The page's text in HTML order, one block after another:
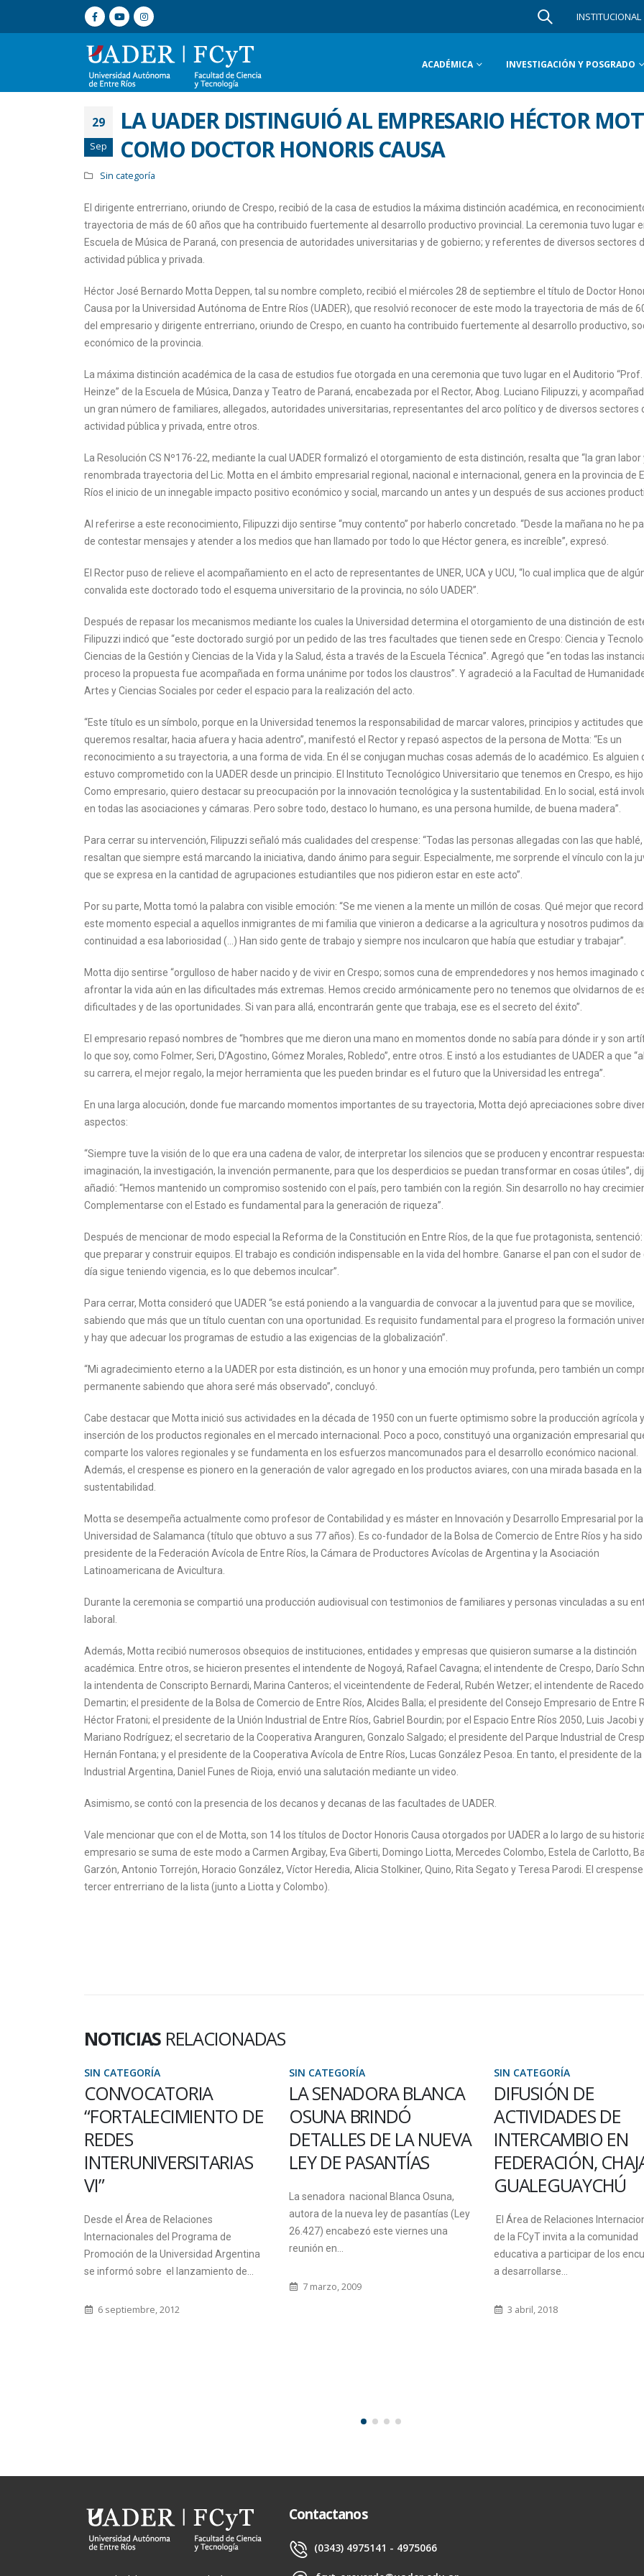
INSTITUCIONAL
ACADÉMICA INVESTIGACIÓN Y POSGRADO
29
Sep
LA UADER DISTINGUIÓ AL EMPRESARIO HÉCTOR
COMO DOCTOR HONORIS CAUSA
Sin categoría
El dirigente entrerriano, oriundo de Crespo, recibió de la casa de estudios la máxima distinción académica, en
trayectoria de más de 60 años que ha contribuido fuertemente al desarrollo productivo provincial. La ceremonia tuvo lugar
Escuela de Música de Paraná, con presencia de autoridades universitarias y de gobierno; y referentes de diversos sectores
actividad pública y privada.
Héctor José Bernardo Motta Deppen, tal su nombre completo, recibió el miércoles 28 de septiembre el título de Doctor
Causa por la Universidad Autónoma de Entre Ríos (UADER), que resolvió reconocer de este modo la trayectoria de más de
del empresario y dirigente entrerriano, oriundo de Crespo, en cuanto ha contribuido fuertemente al desarrollo productivo,
económico de la provincia.
La máxima distinción académica de la casa de estudios fue otorgada en una ceremonia que tuvo lugar en el Auditorio
Heinze” de la Escuela de Música, Danza y Teatro de Paraná, encabezada por el Rector, Abog. Luciano Filipuzzi, y
un gran número de familiares, allegados, autoridades universitarias, representantes del arco político y de diversos sectores
actividad pública y privada, entre otros.
La Resolución CS Nº176-22, mediante la cual UADER formalizó el otorgamiento de esta distinción, resalta que “la gran labor
renombrada trayectoria del Lic. Motta en el ámbito empresarial regional, nacional e internacional, genera en la provincia de
Ríos el inicio de un innegable impacto positivo económico y social, marcando un antes y un después de sus acciones
Al referirse a este reconocimiento, Filipuzzi dijo sentirse “muy contento” por haberlo concretado. “Desde la mañana no he
de contestar mensajes y atender a los medios que han llamado por todo lo que Héctor genera, es increíble”, expresó.
El Rector puso de relieve el acompañamiento en el acto de representantes de UNER, UCA y UCU, “lo cual implica que de
convalida este doctorado todo el esquema universitario de la provincia, no sólo UADER”.
Después de repasar los mecanismos mediante los cuales la Universidad determina el otorgamiento de una distinción de
Filipuzzi indicó que “este doctorado surgió por un pedido de las tres facultades que tienen sede en Crespo: Ciencia y
Ciencias de la Gestión y Ciencias de la Vida y la Salud, ésta a través de la Escuela Técnica”. Agregó que “en todas las
proceso la propuesta fue acompañada en forma unánime por todos los claustros”. Y agradeció a la Facultad de
Artes y Ciencias Sociales por ceder el espacio para la realización del acto.
“Este título es un símbolo, porque en la Universidad tenemos la responsabilidad de marcar valores, principios y actitudes que
queremos resaltar, hacia afuera y hacia adentro”, manifestó el Rector y repasó aspectos de la persona de Motta: “Es un
reconocimiento a su trayectoria, a una forma de vida. En él se conjugan muchas cosas además de lo académico. Es alguien
estuvo comprometido con la UADER desde un principio. El Instituto Tecnológico Universitario que tenemos en Crespo, es hijo
Como empresario, quiero destacar su preocupación por la innovación tecnológica y la sustentabilidad. En lo social, está
en todas las asociaciones y cámaras. Pero sobre todo, destaco lo humano, es una persona humilde, de buena madera”.
Para cerrar su intervención, Filipuzzi señaló más cualidades del crespense: “Todas las personas allegadas con las que hablé,
resaltan que siempre está marcando la iniciativa, dando ánimo para seguir. Especialmente, me sorprende el vínculo con la
que se expresa en la cantidad de agrupaciones estudiantiles que nos pidieron estar en este acto”.
Por su parte, Motta tomó la palabra con visible emoción: “Se me vienen a la mente un millón de cosas. Qué mejor que
este momento especial a aquellos inmigrantes de mi familia que vinieron a dedicarse a la agricultura y nosotros pudimos
continuidad a esa laboriosidad (…) Han sido gente de trabajo y siempre nos inculcaron que había que estudiar y trabajar”.
Motta dijo sentirse “orgulloso de haber nacido y de vivir en Crespo; somos cuna de emprendedores y nos hemos imaginado
afrontar la vida aún en las dificultades más extremas. Hemos crecido armónicamente pero no tenemos que olvidarnos de
dificultades y de las oportunidades. Si van para allá, encontrarán gente que trabaja, ese es el secreto del éxito”.
El empresario repasó nombres de “hombres que me dieron una mano en momentos donde no sabía para dónde ir y son
lo que soy, como Folmer, Seri, D’Agostino, Gómez Morales, Robledo”, entre otros. E instó a los estudiantes de UADER a que
su carrera, el mejor regalo, la mejor herramienta que les pueden brindar es el futuro que la Universidad les entrega”.
En una larga alocución, donde fue marcando momentos importantes de su trayectoria, Motta dejó apreciaciones sobre
aspectos:
“Siempre tuve la visión de lo que era una cadena de valor, de interpretar los silencios que se producen y encontrar
imaginación, la investigación, la invención permanente, para que los desperdicios se puedan transformar en cosas útiles”,
añadió: “Hemos mantenido un compromiso sostenido con el país, pero también con la región. Sin desarrollo no hay
Complementarse con el Estado es fundamental para la generación de riqueza”.
Después de mencionar de modo especial la Reforma de la Constitución en Entre Ríos, de la que fue protagonista, sentenció:
que preparar y construir equipos. El trabajo es condición indispensable en la vida del hombre. Ganarse el pan con el sudor de
día sigue teniendo vigencia, es lo que debemos inculcar”.
Para cerrar, Motta consideró que UADER “se está poniendo a la vanguardia de convocar a la juventud para que se movilice,
sabiendo que más que un título cuentan con una oportunidad. Es requisito fundamental para el progreso la formación
y hay que adecuar los programas de estudio a las exigencias de la globalización”.
“Mi agradecimiento eterno a la UADER por esta distinción, es un honor y una emoción muy profunda, pero también un
permanente sabiendo que ahora seré más observado”, concluyó.
Cabe destacar que Motta inició sus actividades en la década de 1950 con un fuerte optimismo sobre la producción agrícola
inserción de los productos regionales en el mercado internacional. Poco a poco, constituyó una organización empresarial
comparte los valores regionales y se fundamenta en los esfuerzos mancomunados para el desarrollo económico nacional.
Además, el crespense es pionero en la generación de valor agregado en los productos aviares, con una mirada basada en la
sustentabilidad.
Motta se desempeña actualmente como profesor de Contabilidad y es máster en Innovación y Desarrollo Empresarial por la
Universidad de Salamanca (título que obtuvo a sus 77 años). Es co-fundador de la Bolsa de Comercio de Entre Ríos y ha sido
presidente de la Federación Avícola de Entre Ríos, la Cámara de Productores Avícolas de Argentina y la Asociación
Latinoamericana de Avicultura.
Durante la ceremonia se compartió una producción audiovisual con testimonios de familiares y personas vinculadas a su
laboral.
Además, Motta recibió numerosos obsequios de instituciones, entidades y empresas que quisieron sumarse a la distinción
académica. Entre otros, se hicieron presentes el intendente de Nogoyá, Rafael Cavagna; el intendente de Crespo, Darío
la intendenta de Conscripto Bernardi, Marina Canteros; el viceintendente de Federal, Rubén Wetzer; el intendente de
Demartin; el presidente de la Bolsa de Comercio de Entre Ríos, Alcides Balla; el presidente del Consejo Empresario de Entre
Héctor Fratoni; el presidente de la Unión Industrial de Entre Ríos, Gabriel Bourdin; por el Espacio Entre Ríos 2050, Luis Jacobi y
Mariano Rodríguez; el secretario de la Cooperativa Aranguren, Gonzalo Salgado; el presidente del Parque Industrial de
Hernán Fontana; y el presidente de la Cooperativa Avícola de Entre Ríos, Lucas González Pesoa. En tanto, el presidente de la
Industrial Argentina, Daniel Funes de Rioja, envió una salutación mediante un video.
Asimismo, se contó con la presencia de los decanos y decanas de las facultades de UADER.
Vale mencionar que con el de Motta, son 14 los títulos de Doctor Honoris Causa otorgados por UADER a lo largo de su
empresario se suma de este modo a Carmen Argibay, Eva Giberti, Domingo Liotta, Mercedes Colombo, Estela de Carlotto,
Garzón, Antonio Torrejón, Horacio González, Víctor Heredia, Alicia Stolkiner, Quino, Rita Segato y Teresa Parodi. El crespense
tercer entrerriano de la lista (junto a Liotta y Colombo).
NOTICIAS RELACIONADAS
SIN CATEGORÍA
CONVOCATORIA
“FORTALECIMIENTO DE
REDES
INTERUNIVERSITARIAS
VI”
Desde el Área de Relaciones
Internacionales del Programa de
Promoción de la Universidad Argentina
se informó sobre el lanzamiento de...
6 septiembre, 2012
SIN CATEGORÍA
LA SENADORA BLANCA
OSUNA BRINDÓ
DETALLES DE LA NUEVA
LEY DE PASANTÍAS
La senadora nacional Blanca Osuna,
autora de la nueva ley de pasantías (Ley
26.427) encabezó este viernes una
reunión en...
7 marzo, 2009
SIN CATEGORÍA
DIFUSIÓN DE
ACTIVIDADES DE
INTERCAMBIO EN
FEDERACIÓN,
GUALEGUAYCHÚ
El Área de Relaciones
de la FCyT invita a la comunidad
educativa a participar de los
a desarrollarse...
3 abril, 2018
Contactanos
(0343) 4975141 - 4975066